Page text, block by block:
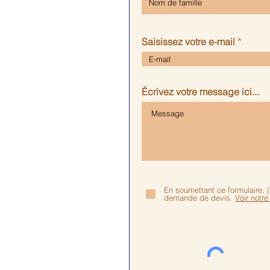
Saisissez votre e-mail
Écrivez votre message ici...
En soumettant ce formulaire,
demande de devis. Voir